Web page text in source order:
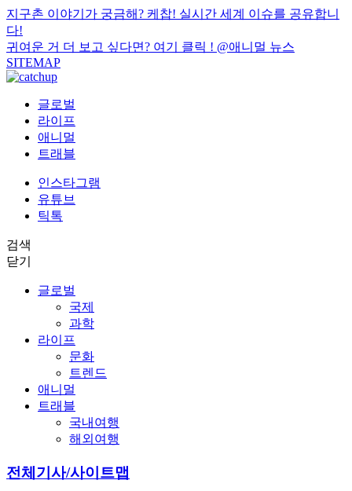
지구촌 이야기가 궁금해? 케찹! 실시간 세계 이슈를 공유합니
다!
귀여운 거 더 보고 싶다면? 여기 클릭 ! @애니멀 뉴스
SITEMAP
글로벌
라이프
애니멀
트래블
인스타그램
유튜브
틱톡
검색
닫기
글로벌
국제
과학
라이프
문화
트렌드
애니멀
트래블
국내여행
해외여행
전체기사/사이트맵